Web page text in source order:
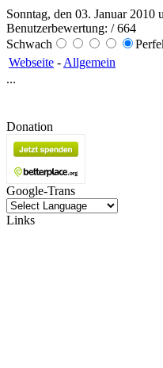
Sonntag, den 03. Januar
Benutzerbewertung: / 664
Schwach
Webseite - Allgemein
...
Donation
Google-Trans
Links